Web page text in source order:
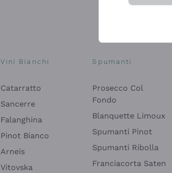
Vini Bianchi
Catarratto
Sancerre
Falanghina
Pinot Bianco
Arneis
Vitovska
Spumanti
Prosecco Col
Fondo
Blanquette Limoux
Spumanti Pinot
Spumanti Ribolla
Franciacorta Saten